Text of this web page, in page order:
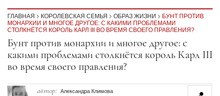
ГЛАВНАЯ КОРОЛЕВСКАЯ СЕМЬЯ ОБРАЗ ЖИЗНИ
БУНТ ПРОТИВ
МОНАРХИИ И МНОГОЕ ДРУГОЕ: С КАКИМИ ПРОБЛЕМАМИ
СТОЛКНЁТСЯ КОРОЛЬ КАРЛ III ВО ВРЕМЯ СВОЕГО ПРАВЛЕНИЯ?
Секция статей
Бунт против монархии и многое другое: с
какими проблемами столкнётся король Карл III
во время своего правления?
автор: Александра Климова